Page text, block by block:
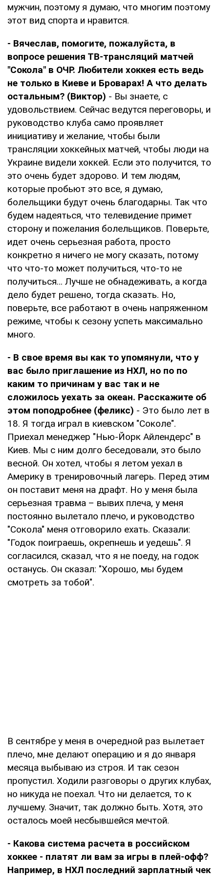
мужчин, поэтому я думаю, что многим поэтому
этот вид спорта и нравится.
- Вячеслав, помогите, пожалуйста, в
вопросе решения ТВ-трансляций матчей
"Сокола" в ОЧР. Любители хоккея есть ведь
не только в Киеве и Броварах! А что делать
остальным? (Виктор) - Вы знаете, с
удовольствием. Сейчас ведутся переговоры, и
руководство клуба само проявляет
инициативу и желание, чтобы были
трансляции хоккейных матчей, чтобы люди на
Украине видели хоккей. Если это получится, то
это очень будет здорово. И тем людям,
которые пробьют это все, я думаю,
болельщики будут очень благодарны. Так что
будем надеяться, что телевидение примет
сторону и пожелания болельщиков. Поверьте,
идет очень серьезная работа, просто
конкретно я ничего не могу сказать, потому
что что-то может получиться, что-то не
получиться… Лучше не обнадеживать, а когда
дело будет решено, тогда сказать. Но,
поверьте, все работают в очень напряженном
режиме, чтобы к сезону успеть максимально
много.
- В свое время вы как то упомянули, что у
вас было приглашение из НХЛ, но по по
каким то причинам у вас так и не
сложилось уехать за океан. Расскажите об
этом поподробнее (феликс) - Это было лет в
18. Я тогда играл в киевском "Соколе".
Приехал менеджер "Нью-Йорк Айлендерс" в
Киев. Мы с ним долго беседовали, это было
весной. Он хотел, чтобы я летом уехал в
Америку в тренировочный лагерь. Перед этим
он поставит меня на драфт. Но у меня была
серьезная травма – вывих плеча, у меня
постоянно вылетало плечо, и руководство
"Сокола" меня отговорило ехать. Сказали:
"Годок поиграешь, окрепнешь и уедешь". Я
согласился, сказал, что я не поеду, на годок
останусь. Он сказал: "Хорошо, мы будем
смотреть за тобой".
В сентябре у меня в очередной раз вылетает
плечо, мне делают операцию и я до января
месяца выбываю из строя. И так сезон
пропустил. Ходили разговоры о других клубах,
но никуда не поехал. Что ни делается, то к
лучшему. Значит, так должно быть. Хотя, это
осталось моей несбывшейся мечтой.
- Какова система расчета в российском
хоккее - платят ли вам за игры в плей-офф?
Например, в НХЛ последний зарплатный чек